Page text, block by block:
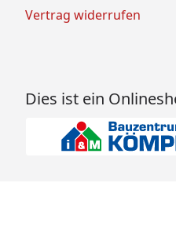
Vertrag widerrufen
Dies ist ein